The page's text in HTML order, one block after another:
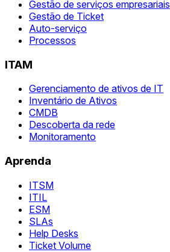
Gestão de serviços empresariais
Gestão de Ticket
Auto-serviço
Processos
ITAM
Gerenciamento de ativos de IT
Inventário de Ativos
CMDB
Descoberta da rede
Monitoramento
Aprenda
ITSM
ITIL
ESM
SLAs
Help Desks
Ticket Volume